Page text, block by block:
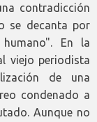
contradicción
se decanta por
En la
viejo periodista
de una
condenado a
Aunque no